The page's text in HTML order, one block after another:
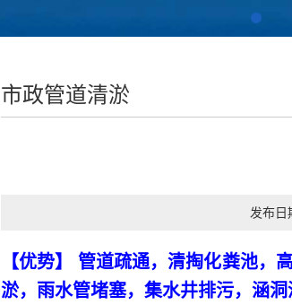
市政管道清淤
发布
【优势】 管道疏通，清掏化粪池
淤，雨水管堵塞，集水井排污，涵